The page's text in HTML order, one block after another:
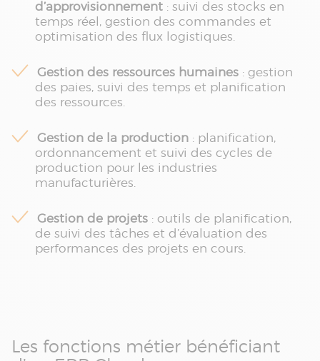
d’approvisionnement : suivi des stocks en
temps réel, gestion des commandes et
optimisation des flux logistiques.
Gestion des ressources humaines : gestion
des paies, suivi des temps et planification
des ressources.
Gestion de la production : planification,
ordonnancement et suivi des cycles de
production pour les industries
manufacturières.
Gestion de projets : outils de planification,
de suivi des tâches et d’évaluation des
performances des projets en cours.
Les fonctions métier bénéficiant